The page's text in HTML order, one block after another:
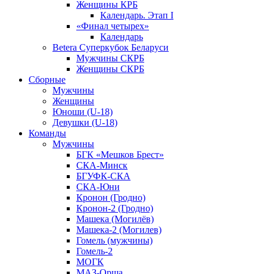
Женщины КРБ
Календарь. Этап I
«Финал четырех»
Календарь
Betera Суперкубок Беларуси
Мужчины СКРБ
Женщины СКРБ
Сборные
Мужчины
Женщины
Юноши (U-18)
Девушки (U-18)
Команды
Мужчины
БГК «Мешков Брест»
СКА-Минск
БГУФК-СКА
СКА-Юни
Кронон (Гродно)
Кронон-2 (Гродно)
Машека (Могилёв)
Машека-2 (Могилев)
Гомель (мужчины)
Гомель-2
МОГК